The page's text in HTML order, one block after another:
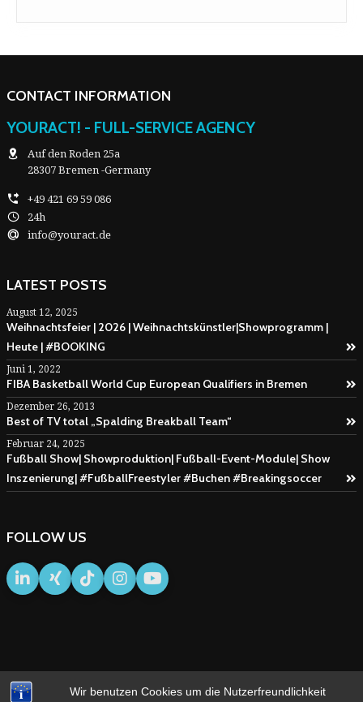
Wir benutzen Cookies um die Nutzerfreundlichkeit
CONTACT INFORMATION
YOURACT! - FULL-SERVICE AGENCY
Auf den Roden 25a
28307 Bremen -Germany
+49 421 69 59 086
24h
info@youract.de
LATEST POSTS
August 12, 2025
Weihnachtsfeier | 2026 | Weihnachtskünstler|Showprogramm |
Heute | #BOOKING
Juni 1, 2022
FIBA Basketball World Cup European Qualifiers in Bremen
Dezember 26, 2013
Best of TV total „Spalding Breakball Team“
Februar 24, 2025
Fußball Show| Showproduktion| Fußball-Event-Module| Show
Inszenierung| #FußballFreestyler #Buchen #Breakingsoccer
FOLLOW US
IMPRESSUM AGB